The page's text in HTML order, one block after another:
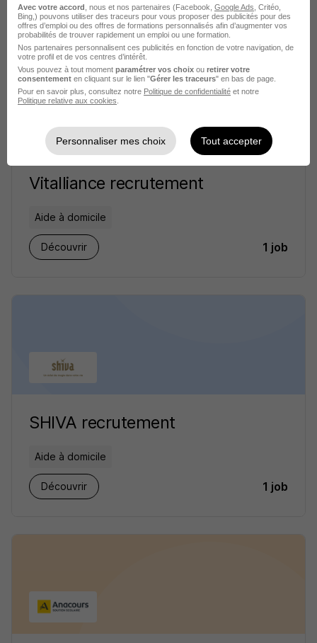
Découvrir 1 job
Vitalliance recrutement
Aide à domicile
Découvrir 1 job
SHIVA recrutement
Aide à domicile
Découvrir 1 job
Avec votre accord , nous et nos partenaires (Facebook, Google Ads , Critéo,
Bing,) pouvons utiliser des traceurs pour vous proposer des publicités pour des
offres d’emploi ou des offres de formations personnalisés afin d’augmenter vos
probabilités de trouver rapidement un emploi ou une formation.
Nos partenaires personnalisent ces publicités en fonction de votre navigation, de
votre profil et de vos centres d’intérêt.
Vous pouvez à tout moment paramétrer vos choix ou retirer votre
consentement en cliquant sur le lien "Gérer les traceurs" en bas de page.
Pour en savoir plus, consultez notre Politique de confidentialité et notre
Politique relative aux cookies
Personnaliser mes choix Tout accepter